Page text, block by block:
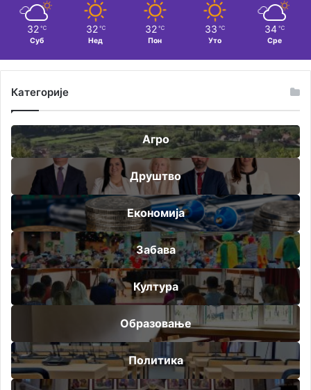
32 ℃
Суб
32 ℃
Нед
32 ℃
Пон
33 ℃
Уто
34 ℃
Сре
Категорије
Агро
Друштво
Економија
Забава
Култура
Образовање
Политика